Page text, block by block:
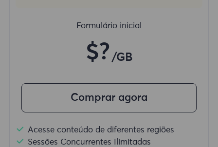
Formulário inicial
$? /GB
Comprar agora
Acesse conteúdo de diferentes regiões
Sessões Concurrentes Ilimitadas